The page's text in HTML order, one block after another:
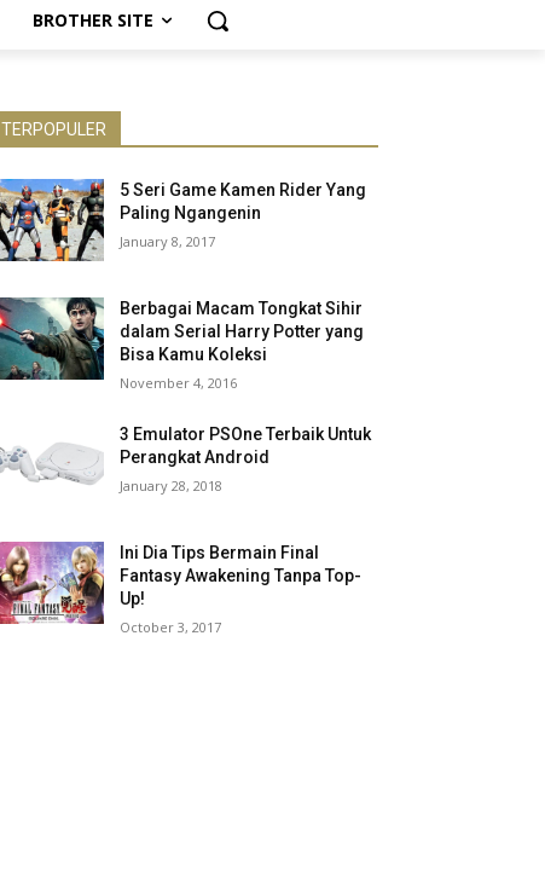
BROTHER SITE
TERPOPULER
5 Seri Game Kamen Rider Yang
Paling Ngangenin
January 8, 2017
Berbagai Macam Tongkat Sihir
dalam Serial Harry Potter yang
Bisa Kamu Koleksi
November 4, 2016
3 Emulator PSOne Terbaik Untuk
Perangkat Android
January 28, 2018
Ini Dia Tips Bermain Final
Fantasy Awakening Tanpa Top-
Up!
October 3, 2017